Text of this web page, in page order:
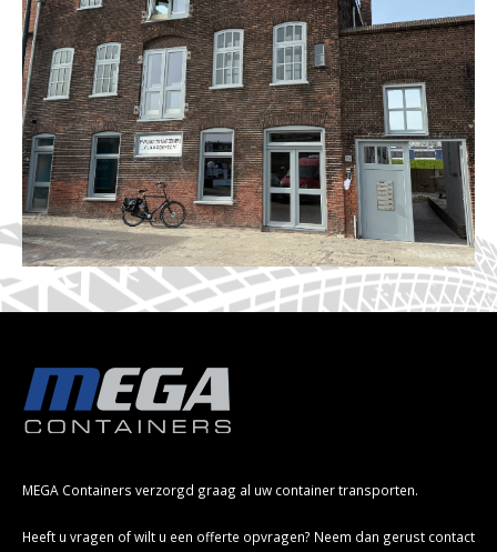
MEGA Containers verzorgd graag al uw container transporten.
Heeft u vragen of wilt u een offerte opvragen? Neem dan gerust contact